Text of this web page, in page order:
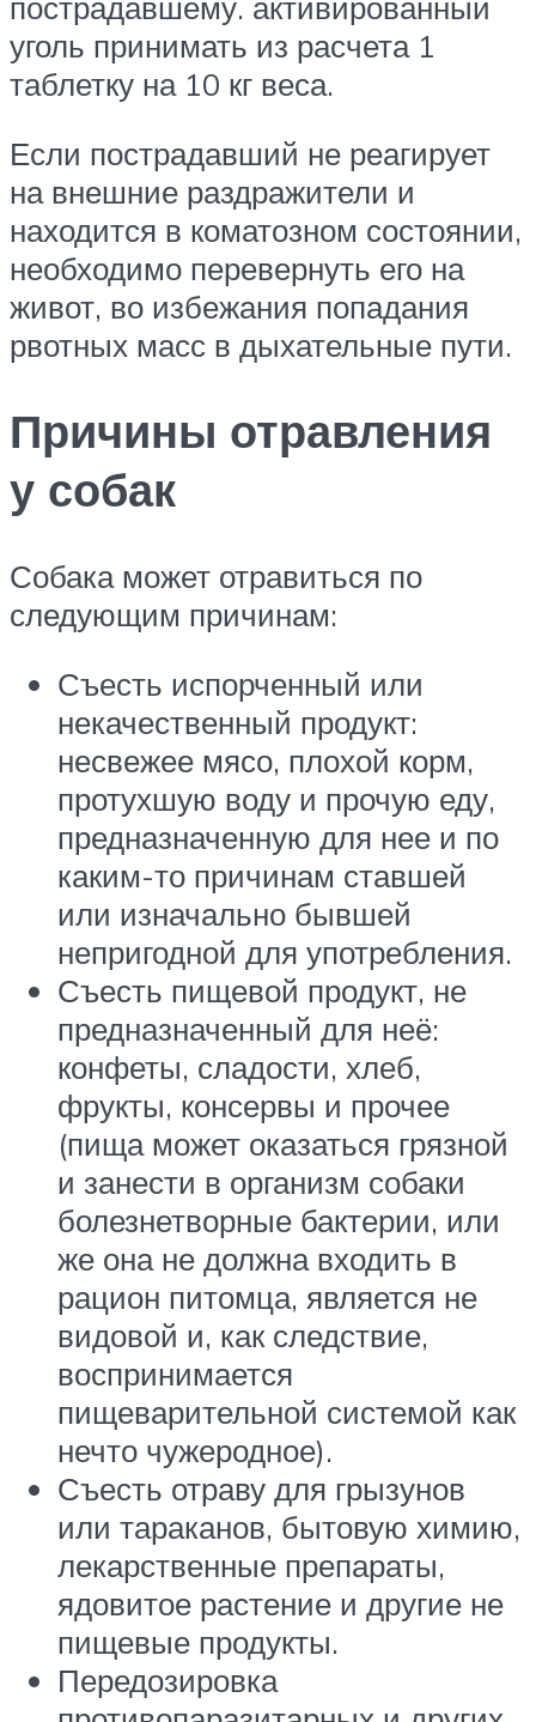
уголь принимать из расчета 1
таблетку на 10 кг веса.
Если пострадавший не реагирует
на внешние раздражители и
находится в коматозном состоянии,
необходимо перевернуть его на
живот, во избежания попадания
рвотных масс в дыхательные пути.
Причины отравления
у собак
Собака может отравиться по
следующим причинам:
Съесть испорченный или
некачественный продукт:
несвежее мясо, плохой корм,
протухшую воду и прочую еду,
предназначенную для нее и по
каким-то причинам ставшей
или изначально бывшей
непригодной для употребления.
Съесть пищевой продукт, не
предназначенный для неё:
конфеты, сладости, хлеб,
фрукты, консервы и прочее
(пища может оказаться грязной
и занести в организм собаки
болезнетворные бактерии, или
же она не должна входить в
рацион питомца, является не
видовой и, как следствие,
воспринимается
пищеварительной системой как
нечто чужеродное).
Съесть отраву для грызунов
или тараканов, бытовую химию,
лекарственные препараты,
ядовитое растение и другие не
пищевые продукты.
Передозировка